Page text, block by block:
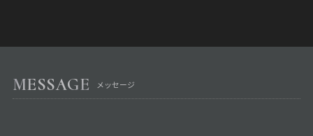
MESSAGE メッセージ